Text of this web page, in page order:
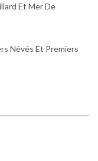
Et Mer De
Névés Et Premiers